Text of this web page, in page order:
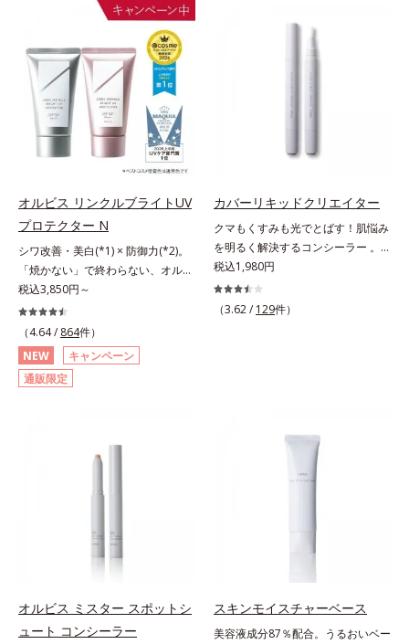
オルビス リンクルブライトUV
プロテクター N
シワ改善・美白(*1) × 防御力(*2)。
「焼かない」で終わらない、オルビ
ス最高峰(*3)日焼け止め。シワ改
善・美白(*1) × 防御力(*2)「焼かな
い」で終わらないオルビス最高峰
(*3)顔用日焼け止めです。ポーラ化
成の独自研究による、紫外線に反応
して強固な膜を形成する技術「瞬間
厚く強靭に進化することで、紫外線
が強い環境でも汗やくずれから肌を
(*6)します。有効成分「ナイアシン
生を促進し今あるシワを改善。メラ
ニンの受け渡しを抑制することで、
プローチ。保湿成分が日中の肌にも
うるおいを与え、明るくなめらかな
税込3,850円～
（4.64 / 864件）
NEW
キャンペーン
通販限定
カバーリキッドクリエイター
クマもくすみも光でとばす！肌悩み
を明るく解決するコンシーラー 。
クマやくすみ(*)、年齢肌の抱えるお
悩みを、光で飛ばしてカバーするコ
ンシーラーです。黄ぐすみをカバー
や口元、シミやくすみの気になる頬
にもピタッと密着。薄づきなのにカ
バー力が高く、幅広く活躍します。
アルロン酸を配合した肌にやさしい
処方で、うるおうハリ肌へと整えま
税込1,980円
（3.62 / 129件）
オルビス ミスター スポットシ
ュート コンシーラー
スキンモイスチャーベース
美容液成分87％配合。うるおいベー